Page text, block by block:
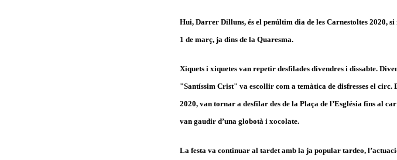
Hui, Darrer Dilluns, és el penúltim dia de les Carnestoltes 2020,
1 de març, ja dins de la Quaresma.
Xiquets i xiquetes van repetir desfilades divendres i dissabte.
"Santíssim Crist" va escollir com a temàtica de disfresses el
2020, van tornar a desfilar des de la Plaça de l’Església fins al
van gaudir d’una globotà i xocolate.
La festa va continuar al tardet amb la ja popular tardeo,